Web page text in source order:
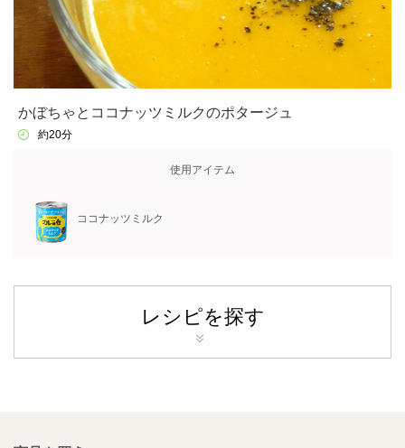
かぼちゃとココナッツミルクのポタージュ
約20分
使用アイテム
ココナッツミルク
レシピを探す